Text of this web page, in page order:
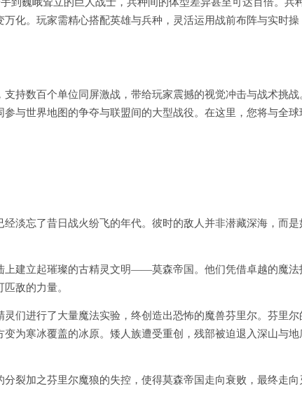
化。玩家需精心搭配英雄与兵种，灵活运用战前布阵与实时操
持数百个单位同屏激战，带给玩家震撼的视觉冲击与战术挑战
与世界地图的争夺与联盟间的大型战役。在这里，您将与全球
淡忘了昔日战火纷飞的年代。彼时的敌人并非潜藏深海，而是
上建立起璀璨的古精灵文明——莫森帝国。他们凭借卓越的魔法
敌的力量。
们进行了大量魔法实验，终创造出恐怖的魔兽芬里尔。芬里尔
为寒冰覆盖的冰原。矮人族遭受重创，残部被迫退入深山与地
裂加之芬里尔魔狼的失控，使得莫森帝国走向衰败，最终走向